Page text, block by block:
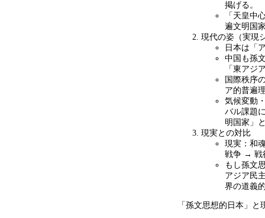
掲げる。
「天皇中
遍文明国
現代の姿（実現
日本は「
中国も孫
「東アジ
国際秩序
ア的普遍
気候変動
バル課題
明国家」
現実との対比
現実：和
戦争 → 戦
もし孫文
アジア民
界の道義
「孫文思想的日本」と